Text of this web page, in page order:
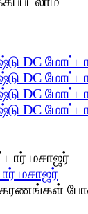
DC
DC
DC
DC
மசாஜர்